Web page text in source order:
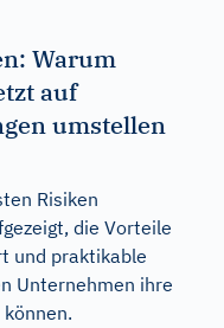
Warum
auf
umstellen
Risiken
die Vorteile
und praktikable
Unternehmen ihre